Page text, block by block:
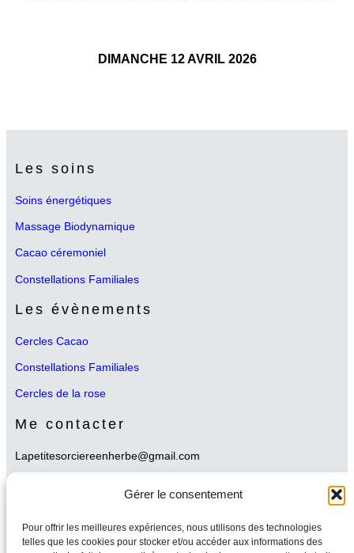
Gérer le consentement
Pour offrir les meilleures expériences, nous utilisons des technologies
telles que les cookies pour stocker et/ou accéder aux informations des
DIMANCHE 12 AVRIL 2026
Les soins
Soins énergétiques
Massage Biodynamique
Cacao céremoniel
Constellations Familiales
Les évènements
Cercles Cacao
Constellations Familiales
Cercles de la rose
Me contacter
Lapetitesorciereenherbe@gmail.com
Me suivre sur les réseaux